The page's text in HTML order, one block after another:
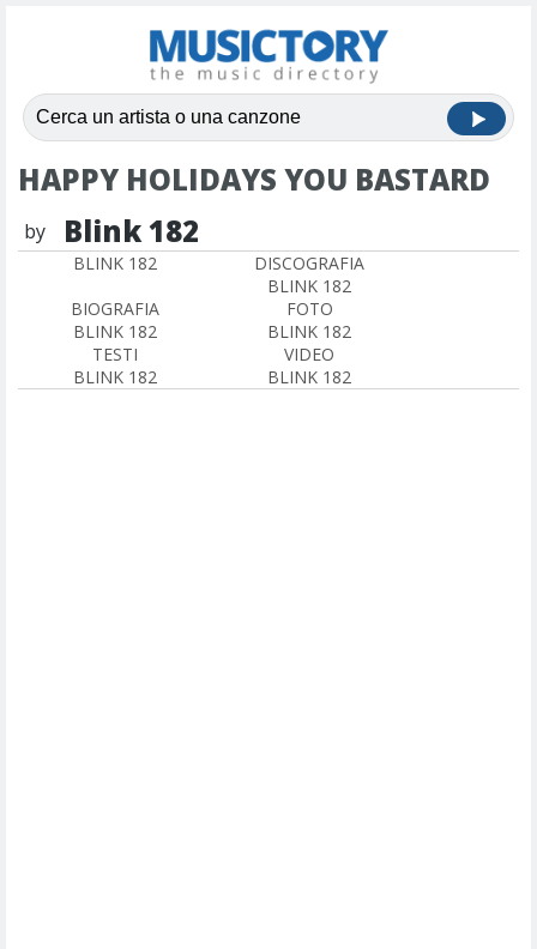
HAPPY HOLIDAYS YOU BASTARD
by Blink 182
BLINK 182
DISCOGRAFIA
BLINK 182
BIOGRAFIA
BLINK 182
FOTO
BLINK 182
TESTI
BLINK 182
VIDEO
BLINK 182